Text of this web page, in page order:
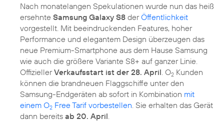
Nach monatelangen Spekulationen wurde nun das heiß
ersehnte Samsung Galaxy S8 derÖffentlichkeit
vorgestellt. Mit beeindruckenden Features, hoher
Performance und elegantem Design überzeugen das
neue Premium-Smartphone aus dem Hause Samsung
wie auch die größere Variante S8+ auf ganzer Linie.
OffiziellerVerkaufsstart ist der 28. April . O2 Kunden
können die brandneuen Flaggschiffe unter den
Samsung-Endgeräten ab sofort in Kombination mit
einem O2 Free Tarif vorbestellen . Sie erhalten das Gerät
dann bereits ab 20. April